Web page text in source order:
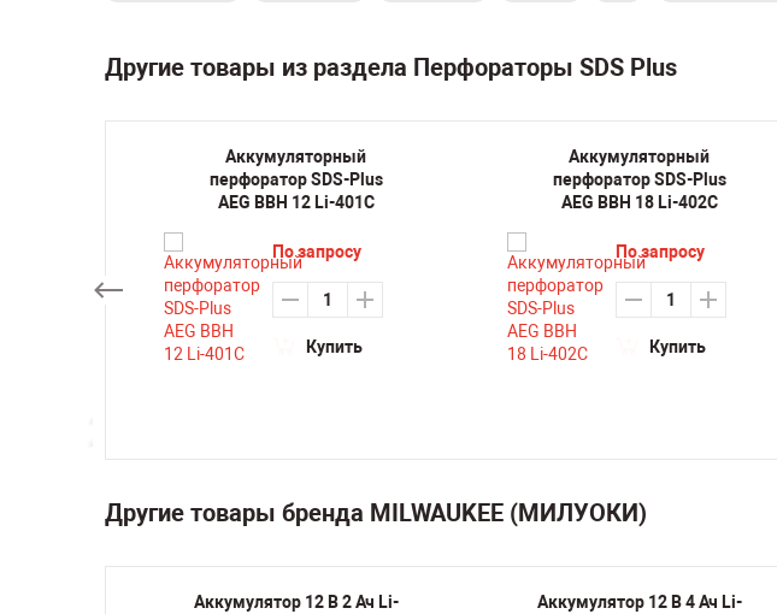
Другие товары из раздела Перфораторы SDS Plus
Аккумуляторный
перфоратор SDS-Plus
AEG BBH 12 Li-401C
По запросу
Купить
Аккумуляторный
перфоратор SDS-Plus
AEG BBH 18 Li-402C
По запросу
Купить
Другие товары бренда MILWAUKEE (МИЛУОКИ)
Аккумулятор 12 В 2 Ач Li-
Аккумулятор 12 В 4 Ач Li-